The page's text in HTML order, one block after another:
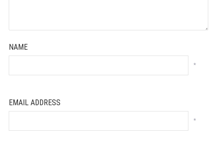
NAME
*
EMAIL ADDRESS
*